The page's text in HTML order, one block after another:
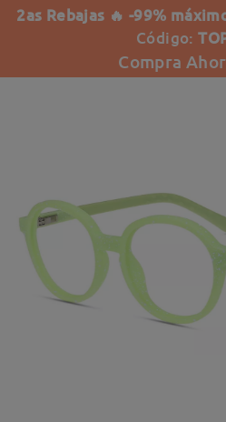
2as Rebajas 🔥 -99%
Código:
Compra